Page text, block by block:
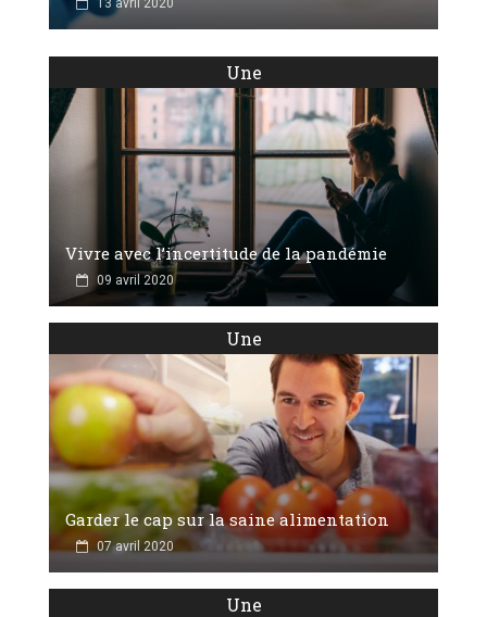
Une
Vivre avec l’incertitude de la pandémie
09 avril 2020
Une
Garder le cap sur la saine alimentation
07 avril 2020
Une